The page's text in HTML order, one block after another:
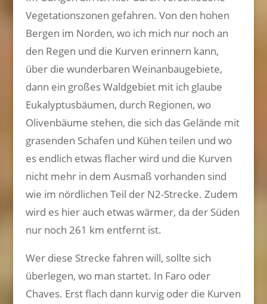
Vegetationszonen gefahren. Von den hohen
Bergen im Norden, wo ich mich nur noch an
den Regen und die Kurven erinnern kann,
über die wunderbaren Weinanbaugebiete,
dann ein großes Waldgebiet mit ich glaube
Eukalyptusbäumen, durch Regionen, wo
Olivenbäume stehen, die sich das Gelände mit
grasenden Schafen und Kühen teilen und wo
es endlich etwas flacher wird und die Kurven
nicht mehr in dem Ausmaß vorhanden sind
wie im nördlichen Teil der N2-Strecke. Zudem
wird es hier auch etwas wärmer, da der Süden
nur noch 261 km entfernt ist.
Wer diese Strecke fahren will, sollte sich
überlegen, wo man startet. In Faro oder
Chaves. Erst flach dann kurvig oder die Kurven